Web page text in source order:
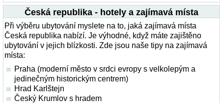
Česká republika - hotely a zajímavá místa
Při výběru ubytování myslete na to, jaká zajímavá místa
Česká republika nabízí. Je výhodné, když máte zajištěno
ubytování v jejich blízkosti. Zde jsou naše tipy na zajímavá
místa:
Praha (moderní město v srdci evropy s velkolepým a
jedinečným historickým centrem)
Hrad Karlštejn
Český Krumlov s hradem